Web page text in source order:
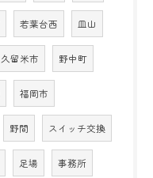
若葉台西 皿山
久留米市 野中町
福岡市
野間 スイッチ交換
足場 事務所